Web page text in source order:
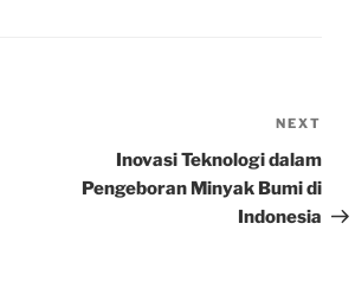
Post
NEXT
Inovasi Teknologi dalam
Pengeboran Minyak Bumi di
Indonesia